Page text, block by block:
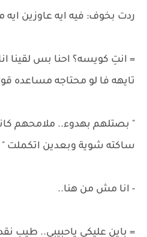
ردت بخوف: فيه ايه عاوزين ايه
= انتِ كويسه؟ احنا بس لقينا
تايهه فا لو محتاجه مساعده
" بصتلهم بهدوء.. ملامحهم
ساكته شوية وبعدين اتكملت "
- انا مش من هنا..
= باين عليكي ياحبيبي.. طيب